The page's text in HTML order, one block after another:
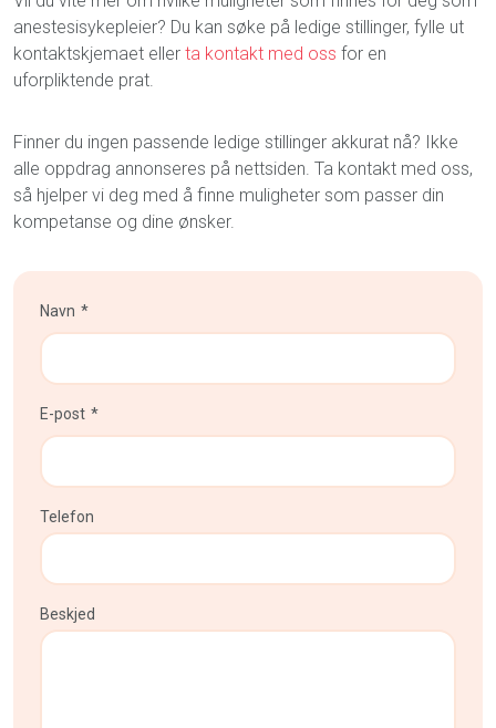
anestesisykepleier? Du kan søke på ledige stillinger, fylle ut
kontaktskjemaet eller ta kontakt med oss for en
uforpliktende prat.
Finner du ingen passende ledige stillinger akkurat nå? Ikke
alle oppdrag annonseres på nettsiden. Ta kontakt med oss,
så hjelper vi deg med å finne muligheter som passer din
kompetanse og dine ønsker.
Navn
E-post
Telefon
Beskjed